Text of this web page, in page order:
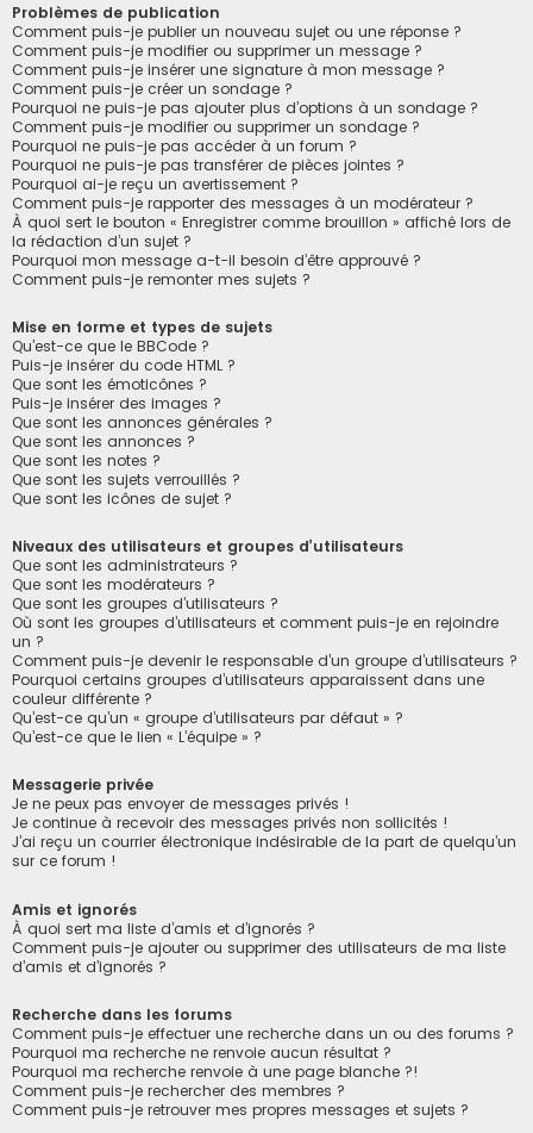
Problèmes de publication
Comment puis-je publier un nouveau sujet ou une réponse ?
Comment puis-je modifier ou supprimer un message ?
Comment puis-je insérer une signature à mon message ?
Comment puis-je créer un sondage ?
Pourquoi ne puis-je pas ajouter plus d’options à un sondage ?
Comment puis-je modifier ou supprimer un sondage ?
Pourquoi ne puis-je pas accéder à un forum ?
Pourquoi ne puis-je pas transférer de pièces jointes ?
Pourquoi ai-je reçu un avertissement ?
Comment puis-je rapporter des messages à un modérateur ?
À quoi sert le bouton « Enregistrer comme brouillon » affiché lors de
la rédaction d’un sujet ?
Pourquoi mon message a-t-il besoin d’être approuvé ?
Comment puis-je remonter mes sujets ?
Mise en forme et types de sujets
Qu’est-ce que le BBCode ?
Puis-je insérer du code HTML ?
Que sont les émoticônes ?
Puis-je insérer des images ?
Que sont les annonces générales ?
Que sont les annonces ?
Que sont les notes ?
Que sont les sujets verrouillés ?
Que sont les icônes de sujet ?
Niveaux des utilisateurs et groupes d’utilisateurs
Que sont les administrateurs ?
Que sont les modérateurs ?
Que sont les groupes d’utilisateurs ?
Où sont les groupes d’utilisateurs et comment puis-je en rejoindre
un ?
Comment puis-je devenir le responsable d’un groupe d’utilisateurs ?
Pourquoi certains groupes d’utilisateurs apparaissent dans une
couleur différente ?
Qu’est-ce qu’un « groupe d’utilisateurs par défaut » ?
Qu’est-ce que le lien « L’équipe » ?
Messagerie privée
Je ne peux pas envoyer de messages privés !
Je continue à recevoir des messages privés non sollicités !
J’ai reçu un courrier électronique indésirable de la part de quelqu’un
sur ce forum !
Amis et ignorés
À quoi sert ma liste d’amis et d’ignorés ?
Comment puis-je ajouter ou supprimer des utilisateurs de ma liste
d’amis et d’ignorés ?
Recherche dans les forums
Comment puis-je effectuer une recherche dans un ou des forums ?
Pourquoi ma recherche ne renvoie aucun résultat ?
Pourquoi ma recherche renvoie à une page blanche ?!
Comment puis-je rechercher des membres ?
Comment puis-je retrouver mes propres messages et sujets ?